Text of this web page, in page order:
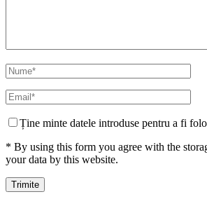
Ține minte datele introduse pentru a fi
* By using this form you agree with the
your data by this website.